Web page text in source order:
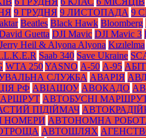
9 ГРУДНЯ 9 ЛИСТОПАДА 9
Beatles Black Нawk Bloomberg
Guetta DJI Mavic DJI Mavic 3
Jerry Heil & Alyona Alyona Kızılelma
Saab 340 Save Ukraine
WTA 250YASNO А-50 А-95
СЛУЖБА АВАРІЯ
РФ АВІАШОУ АВОКАДО
АВТОБУСНІ
ПІДІЙМАЧ
НОМЕРИ АВТОНОМНА
АВТОШЛЯХ